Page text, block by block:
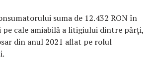
suma de 12.432 RON în
pe cale amiabilă a litigiului dintre părți,
din anul 2021 aflat pe rolul